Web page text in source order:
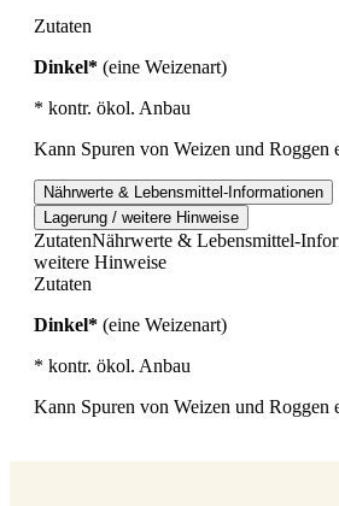
Zutaten
Dinkel* (eine Weizenart)
* kontr. ökol. Anbau
Kann Spuren von Weizen und Roggen
Nährwerte & Lebensmittel-Informationen
Lagerung / weitere Hinweise
ZutatenNährwerte & Lebensmittel-
weitere Hinweise
Zutaten
Dinkel* (eine Weizenart)
* kontr. ökol. Anbau
Kann Spuren von Weizen und Roggen